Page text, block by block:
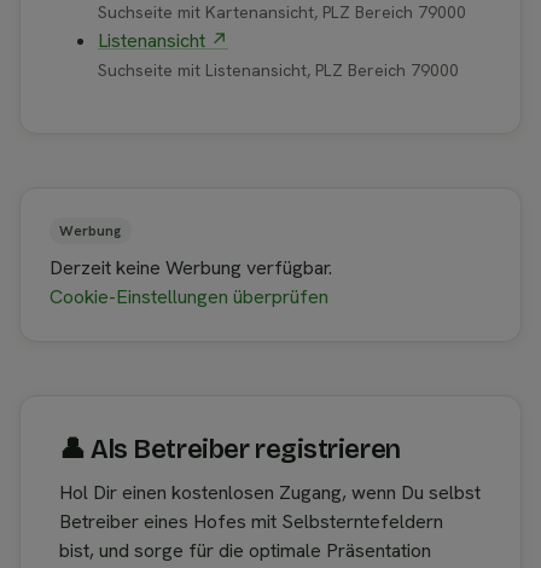
Suchseite mit Kartenansicht, PLZ Bereich 79000
Listenansicht ↗
Suchseite mit Listenansicht, PLZ Bereich 79000
Werbung
Derzeit keine Werbung verfügbar.
Cookie-Einstellungen überprüfen
👤︎ Als Betreiber registrieren
Hol Dir einen kostenlosen Zugang, wenn Du selbst
Betreiber eines Hofes mit Selbsterntefeldern
bist, und sorge für die optimale Präsentation